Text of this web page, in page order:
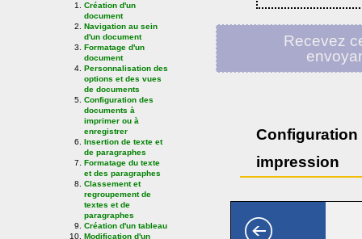
Création d'un
document
Navigation au sein
d'un document
Formatage d'un
document
Personnalisation des
options et des vues
de documents
Configuration des
documents à
imprimer ou à
enregistrer
Insertion de texte et
de paragraphes
Formatage du texte
et des paragraphes
Classement et
regroupement de
textes et de
paragraphes
Création d'un tableau
Modification d'un
Recevez
impression